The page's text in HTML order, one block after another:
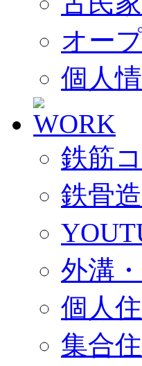
オー
個人
鉄筋
鉄骨
外溝
個人
集合